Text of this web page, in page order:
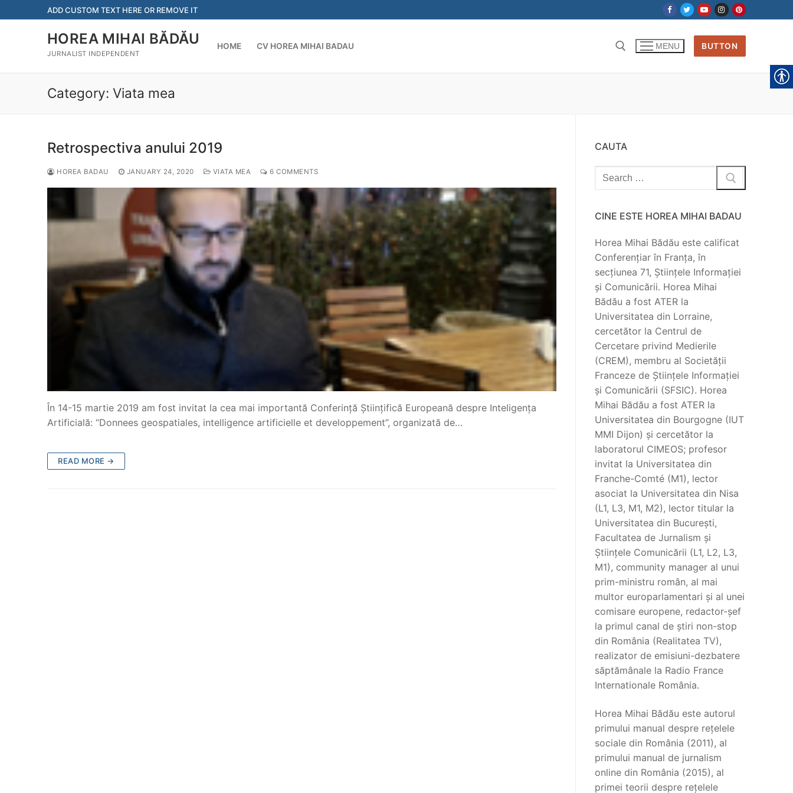
to
ADD CUSTOM TEXT HERE OR REMOVE IT
HOREA MIHAI BĂDĂU
JURNALIST INDEPENDENT
HOME CV HOREA MIHAI BADAU MENU BUTTON
Category: Viata mea
Retrospectiva anului 2019
HOREA BADAU JANUARY 24, 2020 VIATA MEA 6 COMMENTS
În 14-15 martie 2019 am fost invitat la cea mai importantă Conferință Științifică Europeană despre Inteligența
Artificială: “Donnees geospatiales, intelligence artificielle et developpement”, organizată de…
READ MORE →
CAUTA
Search
for:
CINE ESTE HOREA MIHAI BADAU
Horea Mihai Bădău este calificat
Conferențiar în Franța, în
secțiunea 71, Științele Informației
și Comunicării. Horea Mihai
Bădău a fost ATER la
Universitatea din Lorraine,
cercetător la Centrul de
Cercetare privind Medierile
(CREM), membru al Societății
Franceze de Științele Informației
și Comunicării (SFSIC). Horea
Mihai Bădău a fost ATER la
Universitatea din Bourgogne (IUT
MMI Dijon) și cercetător la
laboratorul CIMEOS; profesor
invitat la Universitatea din
Franche-Comté (M1), lector
asociat la Universitatea din Nisa
(L1, L3, M1, M2), lector titular la
Universitatea din București,
Facultatea de Jurnalism și
Științele Comunicării (L1, L2, L3,
M1), community manager al unui
prim-ministru român, al mai
multor europarlamentari și al unei
comisare europene, redactor-șef
la primul canal de știri non-stop
din România (Realitatea TV),
realizator de emisiuni-dezbatere
săptămânale la Radio France
Internationale România.
Horea Mihai Bădău este autorul
primului manual despre rețelele
sociale din România (2011), al
primului manual de jurnalism
online din România (2015), al
primei teorii despre rețelele